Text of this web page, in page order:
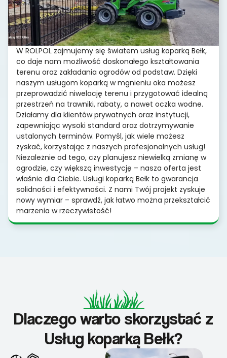
W ROLPOL zajmujemy się światem usług koparką Bełk,
co daje nam możliwość doskonałego kształtowania
terenu oraz zakładania ogrodów od podstaw. Dzięki
naszym usługom koparką w mgnieniu oka możesz
przeprowadzić niwelację terenu i przygotować idealną
przestrzeń na trawniki, rabaty, a nawet oczka wodne.
Działamy dla klientów prywatnych oraz instytucji,
zapewniając wysoki standard oraz dotrzymywanie
ustalonych terminów. Pomyśl, jak wiele możesz
zyskać, korzystając z naszych profesjonalnych usług!
Niezależnie od tego, czy planujesz niewielką zmianę w
ogrodzie, czy większą inwestycję – nasza oferta jest
właśnie dla Ciebie. Usługi koparką Bełk to gwarancja
solidności i efektywności. Z nami Twój projekt zyskuje
nowy wymiar – sprawdź, jak łatwo można przekształcić
marzenia w rzeczywistość!
Dlaczego warto skorzystać z
Usług koparką Bełk?